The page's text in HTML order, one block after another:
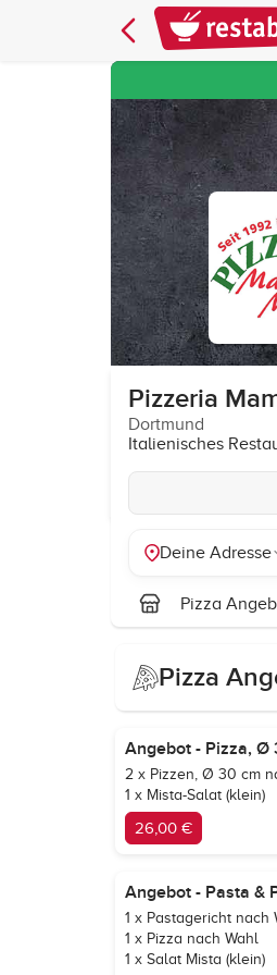
Pizzeria
Dortmund
Italienisches
Deine Adresse
Pizza
Pizza
Angebot - Pizza, Ø
2 x Pizzen, Ø 30 cm
1 x Mista-Salat (klein)
26,00 €
Angebot - Pasta &
1 x Pastagericht nach
1 x Pizza nach Wahl
1 x Salat Mista (klein)